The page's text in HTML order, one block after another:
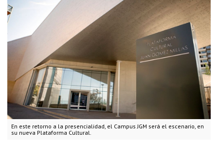
En este retorno a la presencialidad, el Campus JGM será el escenario, en
su nueva Plataforma Cultural.